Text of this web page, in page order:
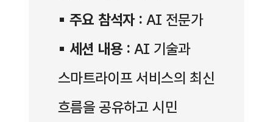
▪ 주요 참석자 : AI 전문가
▪ 세션 내용 : AI 기술과
스마트라이프 서비스의 최신
흐름을 공유하고 시민